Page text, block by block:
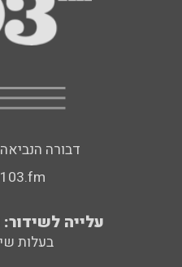
דבורה הנביאה 6, רמת השרון
עלייה לשידור: 0552-103-103
בעלות